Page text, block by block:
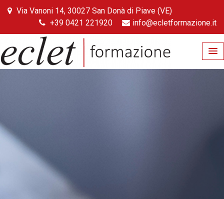
Skip
Via Vanoni 14, 30027 San Donà di Piave (VE)
+39 0421 221920
info@ecletformazione.it